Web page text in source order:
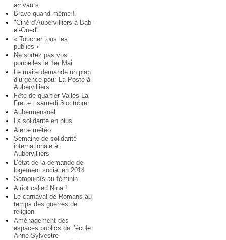
arrivants
Bravo quand même !
"Ciné d’Aubervilliers à Bab-
el-Oued"
« Toucher tous les
publics »
Ne sortez pas vos
poubelles le 1er Mai
Le maire demande un plan
d’urgence pour La Poste à
Aubervilliers
Fête de quartier Vallès-La
Frette : samedi 3 octobre
Aubermensuel
La solidarité en plus
Alerte météo
Semaine de solidarité
internationale à
Aubervilliers
L’état de la demande de
logement social en 2014
Samouraïs au féminin
A riot called Nina !
Le carnaval de Romans au
temps des guerres de
religion
Aménagement des
espaces publics de l’école
Anne Sylvestre